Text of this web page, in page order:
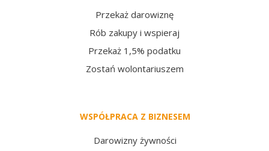
WSPÓŁPRACA Z BIZNESEM
Darowizny żywności
Przekaż darowiznę
Rób zakupy i wspieraj
Przekaż 1,5% podatku
Zostań wolontariuszem